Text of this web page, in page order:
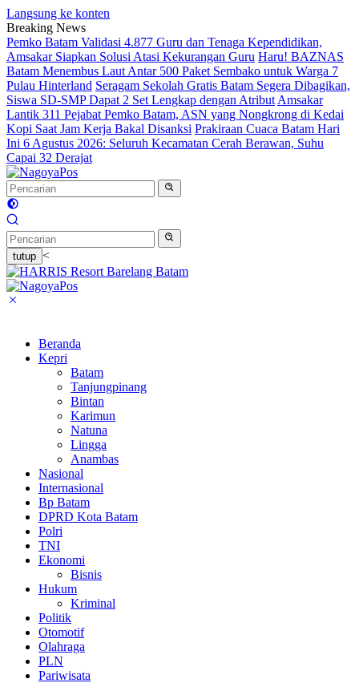
Langsung ke konten
Breaking News
Pemko Batam Validasi 4.877 Guru dan Tenaga Kependidikan,
Amsakar Siapkan Solusi Atasi Kekurangan Guru Haru! BAZNAS
Batam Menembus Laut Antar 500 Paket Sembako untuk Warga 7
Pulau Hinterland Seragam Sekolah Gratis Batam Segera Dibagikan,
Siswa SD-SMP Dapat 2 Set Lengkap dengan Atribut Amsakar
Lantik 311 Pejabat Pemko Batam, ASN yang Nongkrong di Kedai
Kopi Saat Jam Kerja Bakal Disanksi Prakiraan Cuaca Batam Hari
Ini 6 Agustus 2026: Seluruh Kecamatan Cerah Berawan, Suhu
Capai 32 Derajat
tutup <
Beranda
Kepri
Batam
Tanjungpinang
Bintan
Karimun
Natuna
Lingga
Anambas
Nasional
Internasional
Bp Batam
DPRD Kota Batam
Polri
TNI
Ekonomi
Bisnis
Hukum
Kriminal
Politik
Otomotif
Olahraga
PLN
Pariwisata